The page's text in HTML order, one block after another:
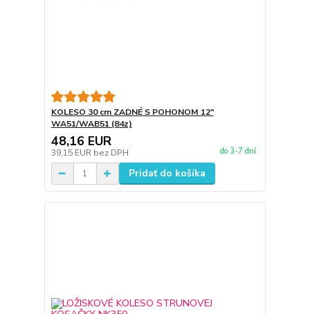
KOLESO 30 cm ZADNÉ S POHONOM 12"
WA51/WAB51 (84z)
48,16 EUR
39,15 EUR bez DPH do 3-7 dní
Pridať do košíka